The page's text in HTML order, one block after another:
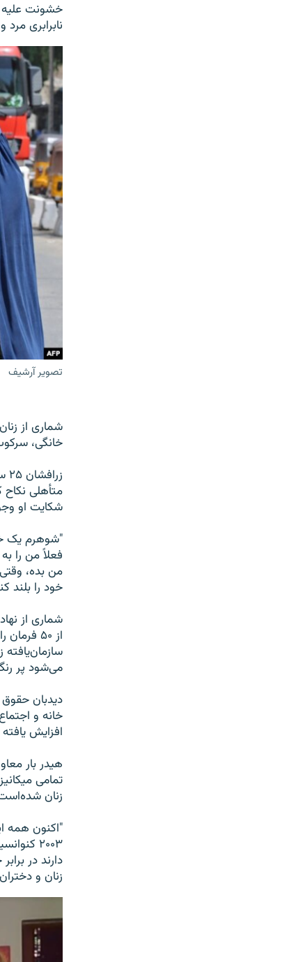
خشونت علیه
نابرابری
تصویر آرشیف
شماری از
خانگی،
متأهلی
شکایت او
"شوهرم یک
فعلاً من را
من بده،
خود را بلند
از ۵۰
می‌شود پر
دیدبان
خانه و
افزایش
هیدر بار
تمامی
زنان
"اکنون همه
۲۰۰۳
دارند در
زنان و